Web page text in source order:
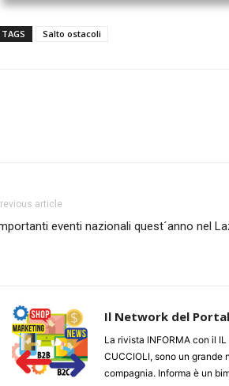
TAGS Salto ostacoli
article
eventi nazionali quest´anno nel
Il Network del
La rivista INFORMA con il IL
CUCCIOLI, sono un
compagnia. Informa è un